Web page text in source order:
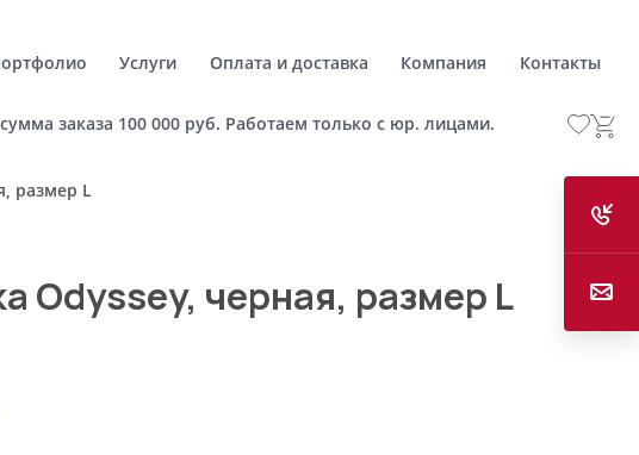
Услуги Оплата и доставка Компания Контакты
заказа 100 000 руб. Работаем только с юр. лицами.
размер L
Odyssey, черная, размер L